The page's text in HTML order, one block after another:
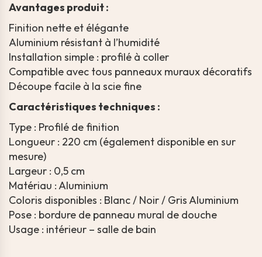
Avantages produit :
Finition nette et élégante
Aluminium résistant à l’humidité
Installation simple : profilé à coller
Compatible avec tous panneaux muraux décoratifs
Découpe facile à la scie fine
Caractéristiques techniques :
Type : Profilé de finition
Longueur : 220 cm (également disponible en sur
mesure)
Largeur : 0,5 cm
Matériau : Aluminium
Coloris disponibles : Blanc / Noir / Gris Aluminium
Pose : bordure de panneau mural de douche
Usage : intérieur – salle de bain